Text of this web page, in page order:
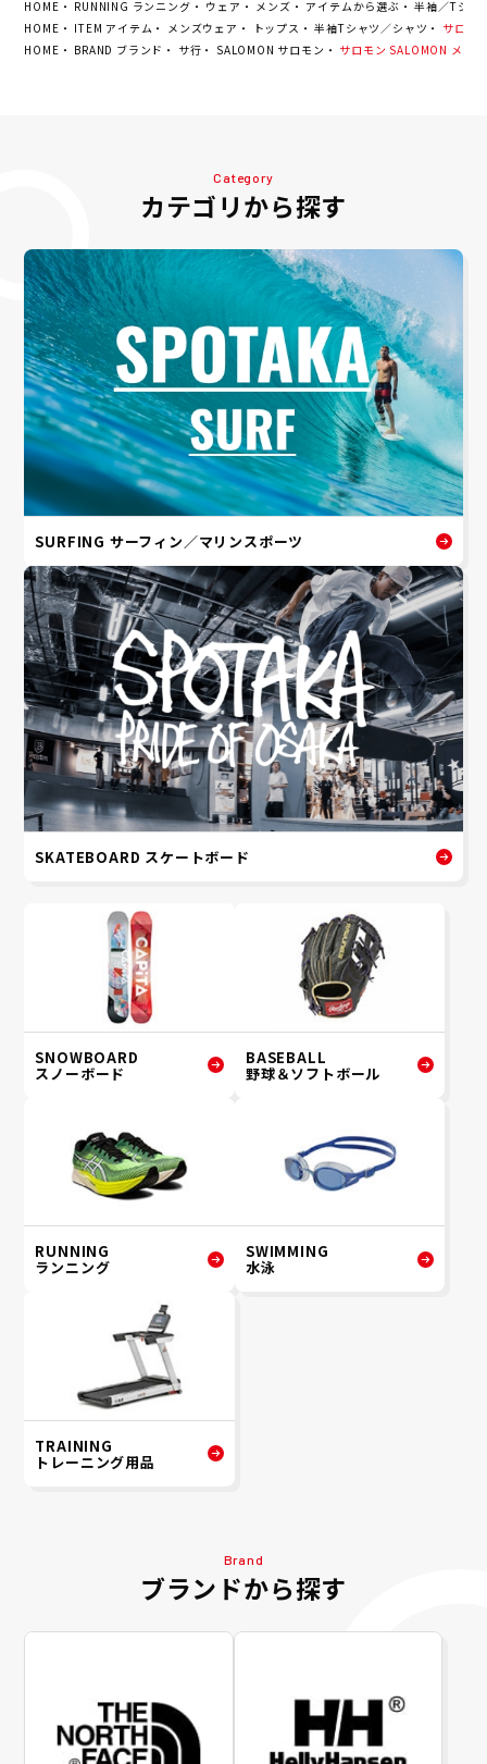
HOME RUNNING ランニング ウェア メンズ アイテムから選ぶ
半袖／Tシャ
HOME
ITEM アイテム メンズウェア トップス 半袖Tシャツ／シャツ
サロモ
HOME
BRAND ブランド サ行 SALOMON サロモン サロモン SALOMON メン
Category
カテゴリから探す
SURFING サーフィン／マリンスポーツ
SKATEBOARD スケートボード
SNOWBOARD
スノーボード
BASEBALL
野球＆ソフトボール
RUNNING
ランニング
SWIMMING
水泳
TRAINING
トレーニング用品
Brand
ブランドから探す